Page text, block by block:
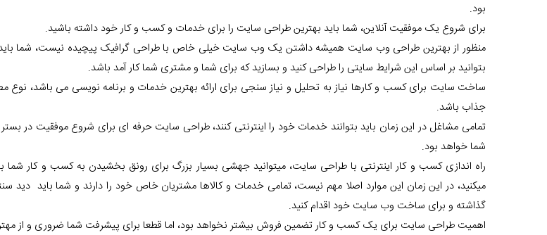
بود.
برای شروع یک موفقیت آنلاین، شما باید بهترین طراحی سایت را برای خدمات و کسب و کار خود داشته باشید.
منظور از بهترین طراحی وب سایت همیشه داشتن یک وب سایت خیلی خاص با طراحی گرافیک پیچیده نیست، شما باید
بتوانید بر اساس این شرایط سایتی را طراحی کنید و بسازید که برای شما و مشتری شما کار آمد باشد.
ساخت سایت برای کسب و کارها نیاز به تحلیل و نیاز سنجی برای ارائه بهترین خدمات و برنامه نویسی می باشد،
جذاب باشد.
تمامی مشاغل در این زمان باید بتوانند خدمات خود را اینترنتی کنند، طراحی سایت حرفه ای برای شروع موفقیت در
شما خواهد بود.
راه اندازی کسب و کار اینترنتی با طراحی سایت، میتوانید جهشی بسیار بزرگ برای رونق بخشیدن به کسب و کار
میکنید، در این زمان این موارد اصلا مهم نیست، تمامی خدمات و کالاها مشتریان خاص خود را دارند و شما باید
گذاشته و برای ساخت وب سایت خود اقدام کنید.
اهمیت طراحی سایت برای یک کسب و کار تضمین فروش بیشتر نخواهد بود، اما قطعا برای پیشرفت شما ضروری و از